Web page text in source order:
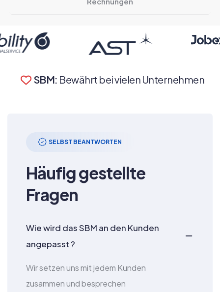
SBM: Bewährt bei vielen Unternehmen
SELBST BEANTWORTEN
Häufig gestellte
Fragen
Wie wird das SBM an den Kunden
angepasst ?
Wir setzen uns mit jedem Kunden
zusammen und besprechen